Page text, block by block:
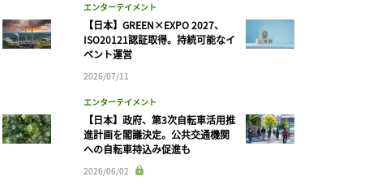
エンターテイメント
【日本】GREEN×EXPO 2027、
ISO20121認証取得。持続可能なイ
ベント運営
2026/07/11
エンターテイメント
【日本】政府、第3次自転車活用推
進計画を閣議決定。公共交通機関
への自転車持込み促進も
2026/06/02